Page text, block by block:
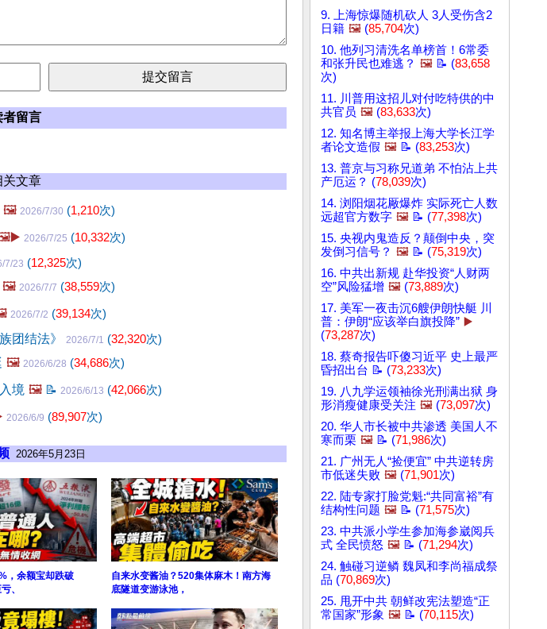
者留言
关文章
🖼️ 2026/7/30 (1,210次)
2026/7/25 (10,332次)
7/23 (12,325次)
🖼️ 2026/7/7 (38,559次)
2026/7/2 (39,134次)
团结法》
2026/7/1 (32,320次)
🖼️ 2026/6/28 (34,686次)
境 🖼️ 📝 2026/6/13 (42,066次)
2026/6/9 (89,907次)
2026年5月23日
，余额宝却跌破
、
自来水变酱油？520集体麻木！南方海
底隧道变游泳池，
9. 上海惊爆随机砍人 3人受伤含2
日籍 🖼️ (85,704次)
10. 他列习清洗名单榜首！6常委
和张升民也难逃？ 🖼️ 📝 (83,658
次)
11. 川普用这招儿对付吃特供的中
共官员 🖼️ (83,633次)
12. 知名博主举报上海大学长江学
者论文造假 🖼️ 📝 (83,253次)
13. 普京与习称兄道弟 不怕沾上共
产厄运？ (78,039次)
14. 浏阳烟花厰爆炸 实际死亡人数
远超官方数字 🖼️ 📝 (77,398次)
15. 央视内鬼造反？颠倒中央，突
发倒习信号？ 🖼️ 📝 (75,319次)
16. 中共出新规 赴华投资“人财两
空”风险猛增 🖼️ (73,889次)
17. 美军一夜击沉6艘伊朗快艇 川
普：伊朗“应该举白旗投降” ▶️
(73,287次)
18. 蔡奇报告吓傻习近平 史上最严
昏招出台 📝 (73,233次)
19. 八九学运领袖徐光刑满出狱 身
形消瘦健康受关注 🖼️ (73,097次)
20. 华人市长被中共渗透 美国人不
寒而栗 🖼️ 📝 (71,986次)
21. 广州无人“捡便宜” 中共逆转房
市低迷失败 🖼️ (71,901次)
22. 陆专家打脸党魁:“共同富裕”有
结构性问题 🖼️ 📝 (71,575次)
23. 中共派小学生参加海参崴阅兵
式 全民愤怒 🖼️ 📝 (71,294次)
24. 触碰习逆鳞 魏凤和李尚福成祭
品 (70,869次)
25. 甩开中共 朝鲜改宪法塑造“正
常国家”形象 🖼️ 📝 (70,115次)